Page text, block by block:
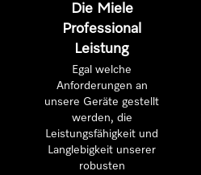
Die Miele
Professional
Leistung
Egal welche
Anforderungen an
unsere Geräte gestellt
werden, die
Leistungsfähigkeit und
Langlebigkeit unserer
robusten